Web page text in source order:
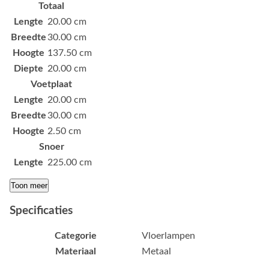
Totaal
Lengte 20.00 cm
Breedte 30.00 cm
Hoogte 137.50 cm
Diepte 20.00 cm
Voetplaat
Lengte 20.00 cm
Breedte 30.00 cm
Hoogte 2.50 cm
Snoer
Lengte 225.00 cm
Toon meer
Specificaties
Categorie
Vloerlampen
Materiaal
Metaal